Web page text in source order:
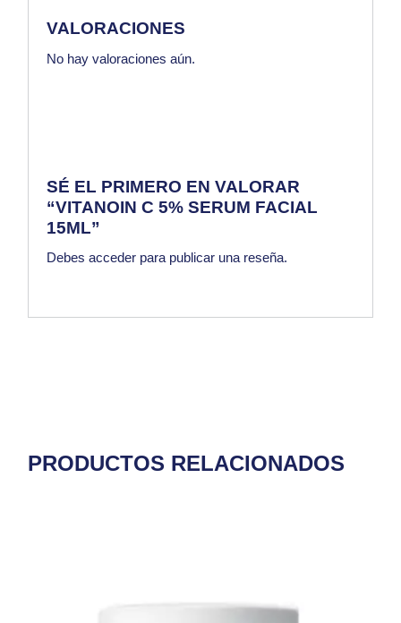
VALORACIONES
No hay valoraciones aún.
SÉ EL PRIMERO EN VALORAR
“VITANOIN C 5% SERUM FACIAL
15ML”
Debesacceder para publicar una reseña.
PRODUCTOS RELACIONADOS